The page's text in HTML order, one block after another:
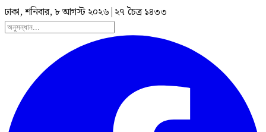
ঢাকা, শনিবার, ৮ আগস্ট ২০২৬ | ২৭ চৈত্র ১৪৩৩